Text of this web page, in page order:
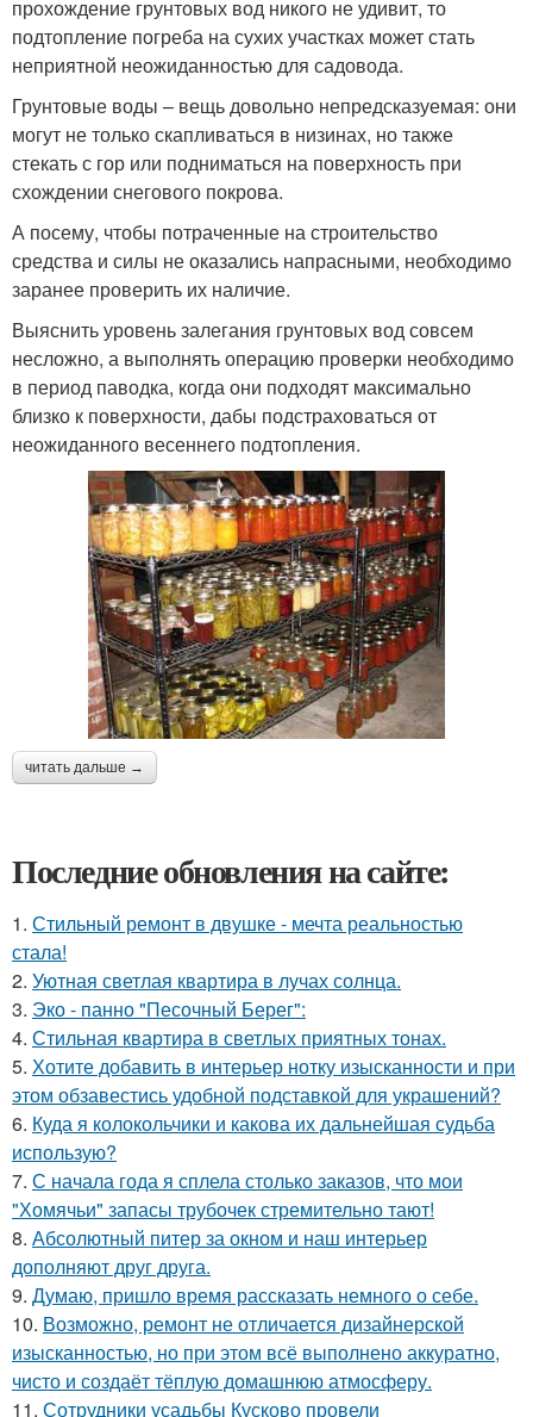
прохождение грунтовых вод никого не удивит, то
подтопление погреба на сухих участках может стать
неприятной неожиданностью для садовода.
Грунтовые воды – вещь довольно непредсказуемая: они
могут не только скапливаться в низинах, но также
стекать с гор или подниматься на поверхность при
схождении снегового покрова.
А посему, чтобы потраченные на строительство
средства и силы не оказались напрасными, необходимо
заранее проверить их наличие.
Выяснить уровень залегания грунтовых вод совсем
несложно, а выполнять операцию проверки необходимо
в период паводка, когда они подходят максимально
близко к поверхности, дабы подстраховаться от
неожиданного весеннего подтопления.
читать дальше →
Последние обновления на сайте:
1. Стильный ремонт в двушке - мечта реальностью
стала!
2. Уютная светлая квартира в лучах солнца.
3. Эко - панно "Песочный Берег":
4. Стильная квартира в светлых приятных тонах.
5. Хотите добавить в интерьер нотку изысканности и при
этом обзавестись удобной подставкой для украшений?
6. Куда я колокольчики и какова их дальнейшая судьба
использую?
7. С начала года я сплела столько заказов, что мои
"Хомячьи" запасы трубочек стремительно тают!
8. Абсолютный питер за окном и наш интерьер
дополняют друг друга.
9. Думаю, пришло время рассказать немного о себе.
10. Возможно, ремонт не отличается дизайнерской
изысканностью, но при этом всё выполнено аккуратно,
чисто и создаёт тёплую домашнюю атмосферу.
11. Сотрудники усадьбы Кусково провели